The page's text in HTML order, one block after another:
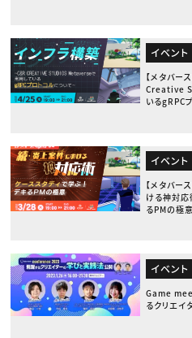
イベント
【メタバー
Creative
いるgRPC
イベント
【メタバ
ける神対応
るPMの極
イベント
Game
るクリエイ